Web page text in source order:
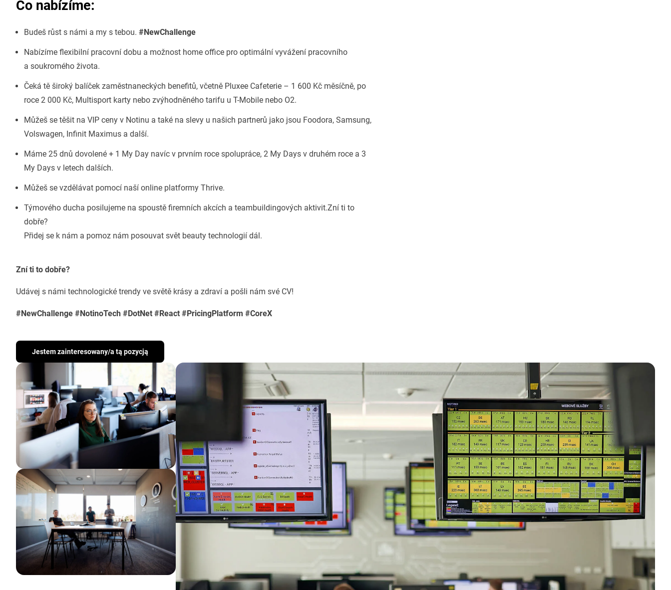
Co nabízíme:
Budeš růst s námi a my s tebou. #NewChallenge
Nabízíme flexibilní pracovní dobu a možnost home office pro optimální vyvážení pracovního
a soukromého života.
Čeká tě široký balíček zaměstnaneckých benefitů, včetně Pluxee Cafeterie – 1 600 Kč měsíčně, po
roce 2 000 Kč, Multisport karty nebo zvýhodněného tarifu u T-Mobile nebo O2.
Můžeš se těšit na VIP ceny v Notinu a také na slevy u našich partnerů jako jsou Foodora, Samsung,
Volswagen, Infinit Maximus a další.
Máme 25 dnů dovolené + 1 My Day navíc v prvním roce spolupráce, 2 My Days v druhém roce a 3
My Days v letech dalších.
Můžeš se vzdělávat pomocí naší online platformy Thrive.
Týmového ducha posilujeme na spoustě firemních akcích a teambuildingových aktivit.Zní ti to
dobře?
Přidej se k nám a pomoz nám posouvat svět beauty technologií dál.
Zní ti to dobře?
Udávej s námi technologické trendy ve světě krásy a zdraví a pošli nám své CV!
#NewChallenge #NotinoTech #DotNet #React #PricingPlatform #CoreX
Jestem zainteresowany/a tą pozycją